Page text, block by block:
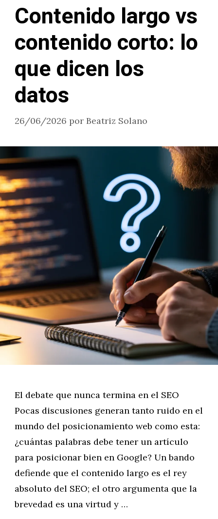
Contenido largo vs
contenido corto: lo
que dicen los
datos
26/06/2026 por Beatriz Solano
El debate que nunca termina en el SEO
Pocas discusiones generan tanto ruido en el
mundo del posicionamiento web como esta:
¿cuántas palabras debe tener un artículo
para posicionar bien en Google? Un bando
defiende que el contenido largo es el rey
absoluto del SEO; el otro argumenta que la
brevedad es una virtud y …